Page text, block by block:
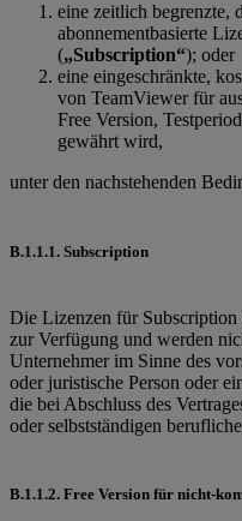
eine zeitlich begrenzte,
abonnementbasierte
(„Subscription“); oder
eine eingeschränkte,
von TeamViewer für
Free Version,
gewährt wird,
unter den nachstehenden
B.1.1.1. Subscription
Die Lizenzen für Subscription
zur Verfügung und werden
Unternehmer im Sinne des
oder juristische Person oder
die bei Abschluss des
oder selbstständigen
B.1.1.2. Free Version für nicht-